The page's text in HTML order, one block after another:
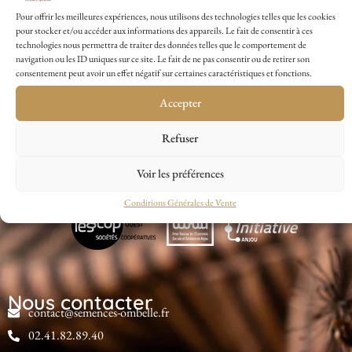
Pour offrir les meilleures expériences, nous utilisons des technologies telles que les cookies
pour stocker et/ou accéder aux informations des appareils. Le fait de consentir à ces
technologies nous permettra de traiter des données telles que le comportement de
navigation ou les ID uniques sur ce site. Le fait de ne pas consentir ou de retirer son
consentement peut avoir un effet négatif sur certaines caractéristiques et fonctions.
Accepter
Refuser
Voir les préférences
Conditions Générales de Vente
Nous contacter
contact@semences-ombelle.fr
02.41.82.89.40